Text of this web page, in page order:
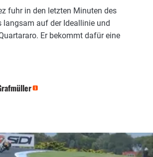
fuhr in den letzten Minuten des
langsam auf der Ideallinie und
Er bekommt dafür eine